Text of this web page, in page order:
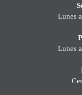
Lunes
Lunes